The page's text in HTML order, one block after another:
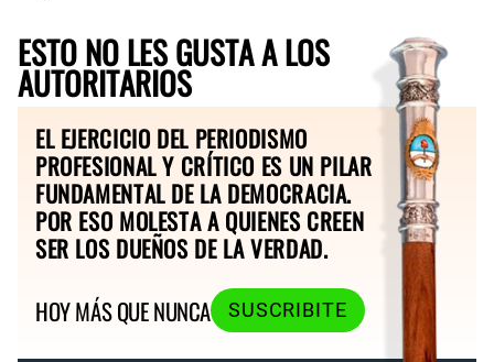
ESTO NO LES GUSTA A LOS
AUTORITARIOS
EL EJERCICIO DEL PERIODISMO
PROFESIONAL Y CRÍTICO ES UN PILAR
FUNDAMENTAL DE LA DEMOCRACIA.
POR ESO MOLESTA A QUIENES CREEN
SER LOS DUEÑOS DE LA VERDAD.
HOY MÁS QUE NUNCA
SUSCRIBITE